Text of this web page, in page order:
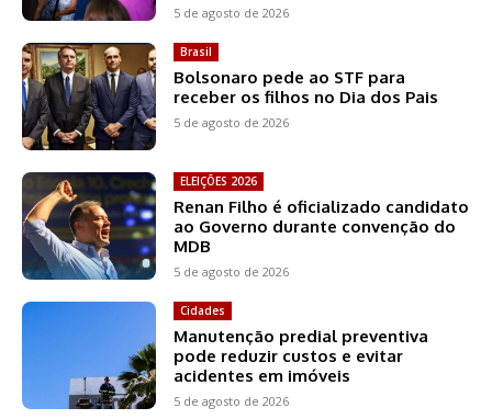
5 de agosto de 2026
Brasil
Bolsonaro pede ao STF para
receber os filhos no Dia dos Pais
5 de agosto de 2026
ELEIÇÕES 2026
Renan Filho é oficializado candidato
ao Governo durante convenção do
MDB
5 de agosto de 2026
Cidades
Manutenção predial preventiva
pode reduzir custos e evitar
acidentes em imóveis
5 de agosto de 2026